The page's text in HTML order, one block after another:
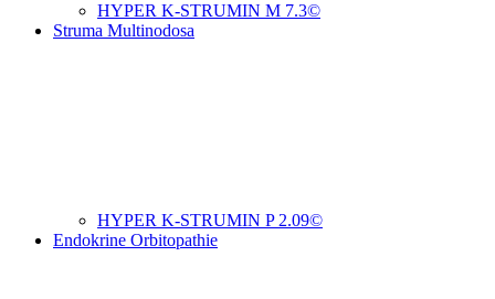
HYPER K-STRUMIN M 7.3©
Struma Multinodosa
HYPER K-STRUMIN P 2.09©
Endokrine Orbitopathie